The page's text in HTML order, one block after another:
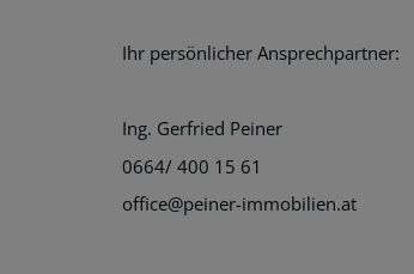
Ihr persönlicher Ansprechpartner:
Ing. Gerfried Peiner
0664/ 400 15 61
office@peiner-immobilien.at